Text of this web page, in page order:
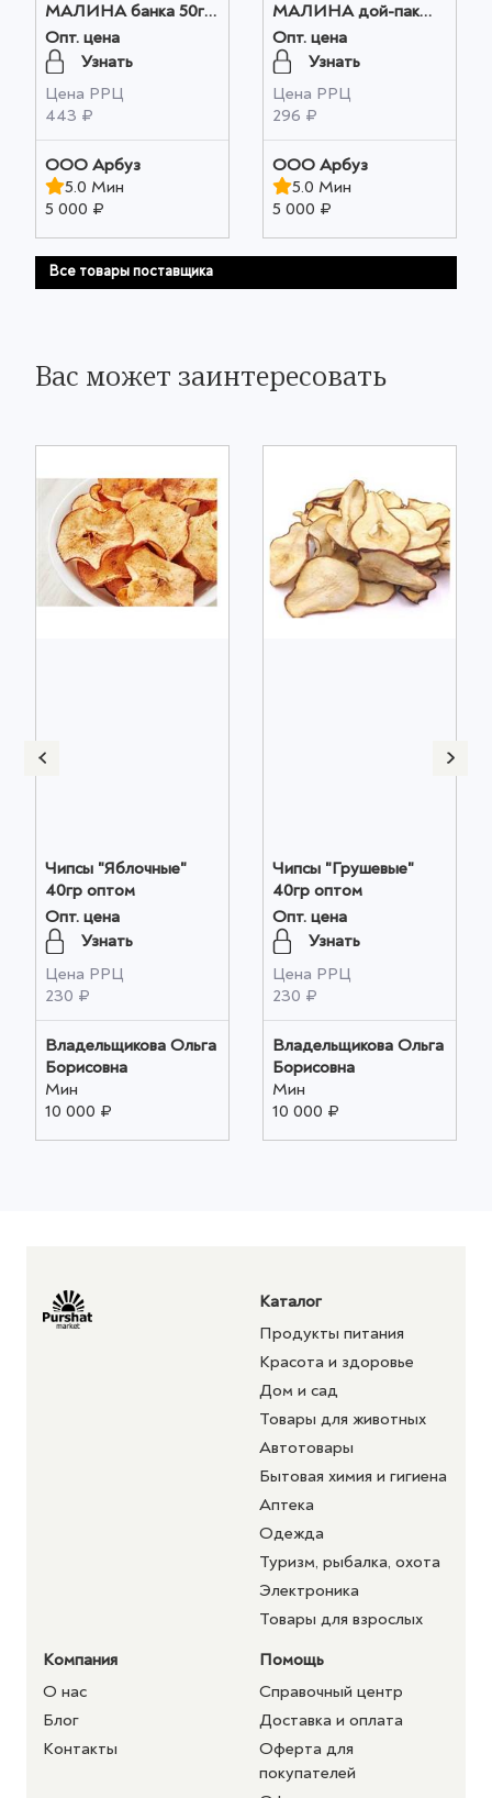
МАЛИНА банка 50г
оптом
Опт. цена
Узнать
Цена РРЦ
443 ₽
ООО Арбуз
5.0 Мин
5 000 ₽
МАЛИНА дой-пак
35г оптом
Опт. цена
Узнать
Цена РРЦ
296 ₽
ООО Арбуз
5.0 Мин
5 000 ₽
Все товары поставщика
Вас может заинтересовать
Чипсы "Яблочные"
40гр оптом
Опт. цена
Узнать
Цена РРЦ
230 ₽
Владельщикова Ольга
Борисовна
Мин
10 000 ₽
Чипсы "Грушевые"
40гр оптом
Опт. цена
Узнать
Цена РРЦ
230 ₽
Владельщикова Ольга
Борисовна
Мин
10 000 ₽
Каталог
Продукты питания
Красота и здоровье
Дом и сад
Товары для животных
Автотовары
Бытовая химия и гигиена
Аптека
Одежда
Туризм, рыбалка, охота
Электроника
Товары для взрослых
Компания
О нас
Блог
Контакты
Помощь
Справочный центр
Доставка и оплата
Оферта для
покупателей